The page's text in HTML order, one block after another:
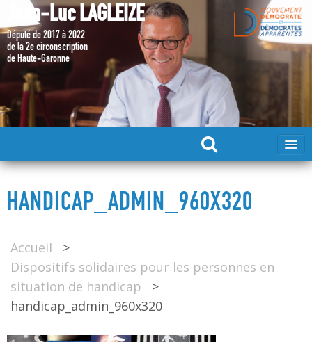
Jean-Luc LAGLEIZE
Député de 2017 à 2022
de la 2e circonscription
de Haute-Garonne
MA CANDIDATURE 2024
DÉPUTÉ 2017 – 2022
MES ACTIONS 2017 – 2022
HANDICAP_ADMIN_960X320
Accueil
>
Dispositifs solidaires pour les personnes en
situation de handicap
>
handicap_admin_960x320